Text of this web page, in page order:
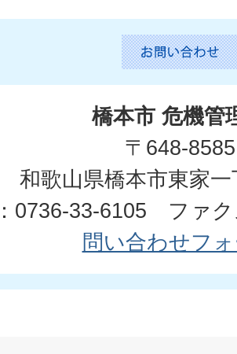
橋本市 危機管
〒648-8585
和歌山県橋本市東家
0736-33-6105 ファク
問い合わせフ